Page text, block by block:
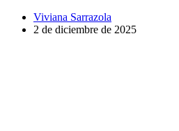
Viviana Sarrazola
2 de diciembre de 2025